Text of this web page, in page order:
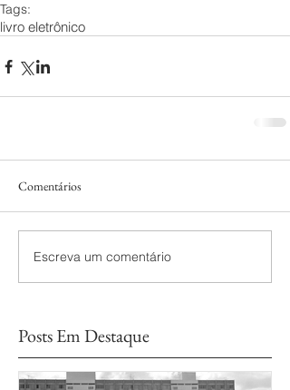
Tags:
livro eletrônico
Comentários
Escreva um comentário
Posts Em Destaque